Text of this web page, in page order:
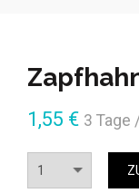
1,55 € 3 Tage